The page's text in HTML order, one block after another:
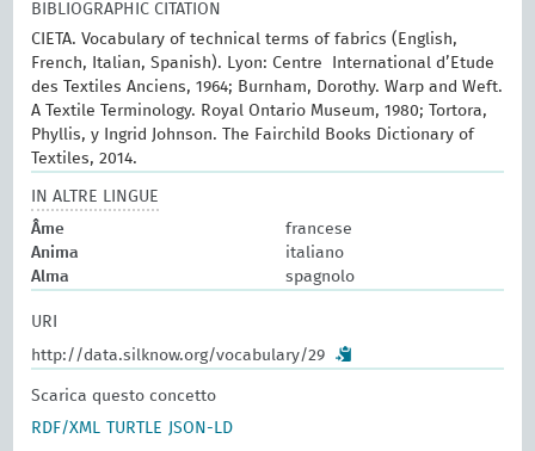
BIBLIOGRAPHIC CITATION
CIETA. Vocabulary of technical terms of fabrics (English,
French, Italian, Spanish). Lyon: Centre International d’Etude
des Textiles Anciens, 1964; Burnham, Dorothy. Warp and Weft.
A Textile Terminology. Royal Ontario Museum, 1980; Tortora,
Phyllis, y Ingrid Johnson. The Fairchild Books Dictionary of
Textiles, 2014.
IN ALTRE LINGUE
Âme
francese
Anima
italiano
Alma
spagnolo
URI
http://data.silknow.org/vocabulary/29
Scarica questo concetto
RDF/XML
TURTLE JSON-LD